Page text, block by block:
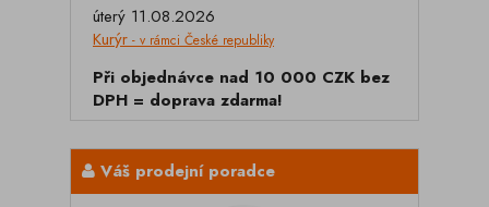
úterý 11.08.2026
Kurýr - v rámci České republiky
Při objednávce nad 10 000 CZK bez
DPH = doprava zdarma!
Váš prodejní poradce